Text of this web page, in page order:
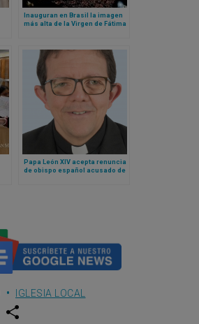
Inauguran en Brasil la imagen
más alta de la Virgen de Fátima
Papa León XIV acepta renuncia
de obispo español acusado de
IGLESIA LOCAL
w